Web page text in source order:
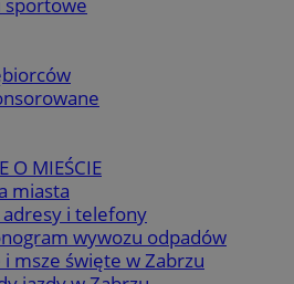
O MIEŚCIE
miasta
adresy i telefony
wywozu odpadów
i msze święte w Zabrzu